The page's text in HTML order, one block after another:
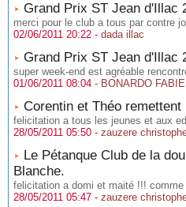
Grand Prix ST Jean d'Illac
merci pour le club a tous par contre
02/06/2011 20:22 - dada illac
Grand Prix ST Jean d'Illac
super week-end est agréable
01/06/2011 08:04 - BONARDO
Corentin et Théo remettent
felicitation a tous les jeunes et aux
28/05/2011 05:50 - zauzere
Le Pétanque Club de la
Blanche.
felicitation a domi et maité !!!
28/05/2011 05:47 - zauzere